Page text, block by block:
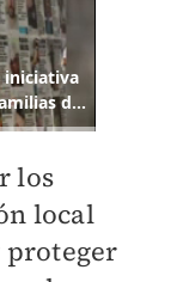
los
local
proteger